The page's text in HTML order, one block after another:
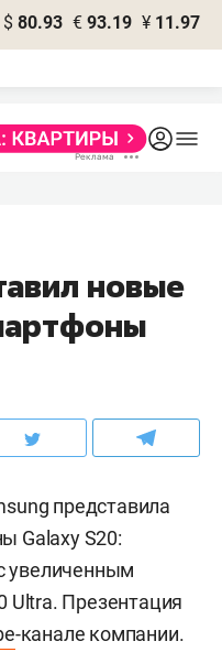
$ 80.93 € 93.19 ¥ 11.97
новые
представила
Galaxy S20:
увеличенным
Ultra. Презентация
-канале компании.